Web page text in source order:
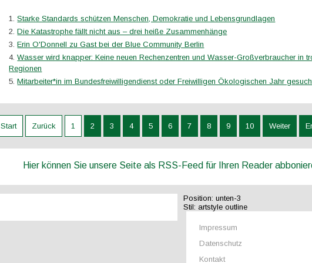
Starke Standards schützen Menschen, Demokratie und Lebensgrundlagen
Die Katastrophe fällt nicht aus – drei heiße Zusammenhänge
Erin O'Donnell zu Gast bei der Blue Community Berlin
Wasser wird knapper: Keine neuen Rechenzentren und Wasser-Großverbraucher in
Regionen
Mitarbeiter*in im Bundesfreiwilligendienst oder Freiwilligen Ökologischen Jahr
Start Zurück 1 2 3 4 5 6 7 8 9 10 Weiter
Hier können Sie unsere Seite als RSS-Feed für Ihren Reader
Position: unten-3
Stil: artstyle outline
Impressum
Datenschutz
Kontakt